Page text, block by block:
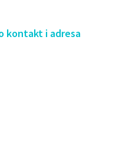
kontakt i adresa